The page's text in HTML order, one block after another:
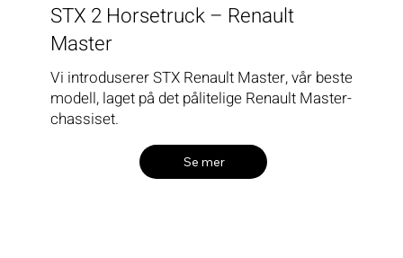
STX 2 Horsetruck – Renault
Master
Vi introduserer STX Renault Master, vår beste
modell, laget på det pålitelige Renault Master-
chassiset.
Se mer